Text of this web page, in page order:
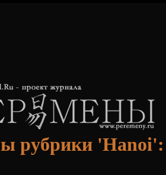
рубрики 'Hanoi':